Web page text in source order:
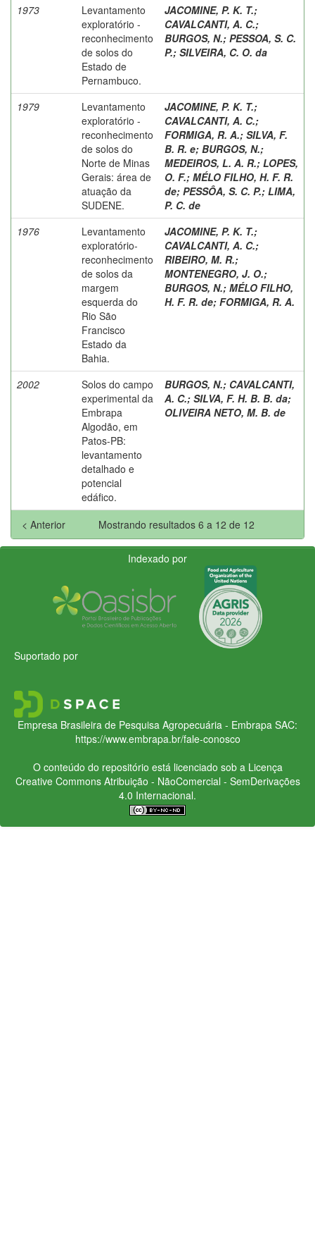
1973
Levantamento
exploratório -
reconhecimento
de solos do
Estado de
Pernambuco.
JACOMINE, P. K. T.;
CAVALCANTI, A. C.;
BURGOS, N.; PESSOA, S. C.
P.; SILVEIRA, C. O. da
1979
Levantamento
exploratório -
reconhecimento
de solos do
Norte de Minas
Gerais: área de
atuação da
SUDENE.
JACOMINE, P. K. T.;
CAVALCANTI, A. C.;
FORMIGA, R. A.; SILVA, F.
B. R. e; BURGOS, N.;
MEDEIROS, L. A. R.; LOPES,
O. F.; MÉLO FILHO, H. F. R.
de; PESSÔA, S. C. P.; LIMA,
P. C. de
1976
Levantamento
exploratório-
reconhecimento
de solos da
margem
esquerda do
Rio São
Francisco
Estado da
Bahia.
JACOMINE, P. K. T.;
CAVALCANTI, A. C.;
RIBEIRO, M. R.;
MONTENEGRO, J. O.;
BURGOS, N.; MÉLO FILHO,
H. F. R. de; FORMIGA, R. A.
2002
Solos do campo
experimental da
Embrapa
Algodão, em
Patos-PB:
levantamento
detalhado e
potencial
edáfico.
BURGOS, N.; CAVALCANTI,
A. C.; SILVA, F. H. B. B. da;
OLIVEIRA NETO, M. B. de
Mostrando resultados 6 a 12 de 12
< Anterior
Indexado por
Suportado por
Empresa Brasileira de Pesquisa Agropecuária - Embrapa SAC:
https://www.embrapa.br/fale-conosco
O conteúdo do repositório está licenciado sob a Licença
Creative CommonsAtribuição - NãoComercial - SemDerivações
4.0 Internacional.